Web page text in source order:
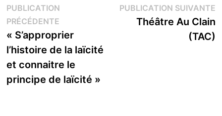
Navigation
de
l’article
PUBLICATION
PRÉCÉDENTEPublication
précédente :
« S’approprier
l’histoire de la laïcité
et connaitre le
principe de laïcité »
PUBLICATION SUIVANTE
Théâtre Au Clain
(TAC)